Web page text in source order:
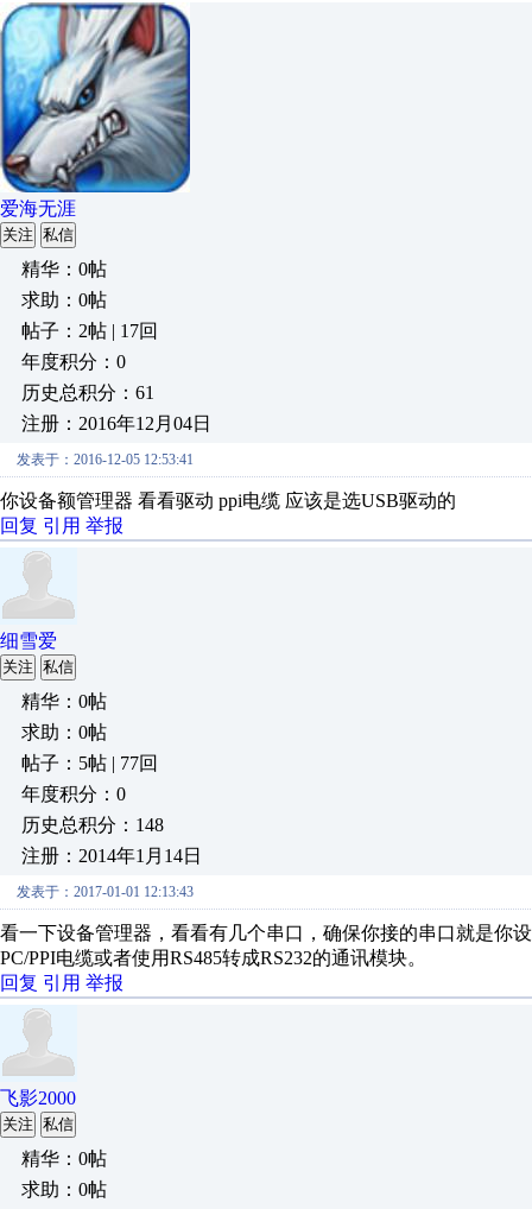
爱海无涯
关注 私信
精华：0帖
求助：0帖
帖子：2帖 | 17回
年度积分：0
历史总积分：61
注册：2016年12月04日
发表于：2016-12-05 12:53:41
你设备额管理器 看看驱动 ppi电缆 应该是选USB驱动的
回复 引用 举报
细雪爱
关注 私信
精华：0帖
求助：0帖
帖子：5帖 | 77回
年度积分：0
历史总积分：148
注册：2014年1月14日
发表于：2017-01-01 12:13:43
看一下设备管理器，看看有几个串口，确保你接的串口就是你
PC/PPI电缆或者使用RS485转成RS232的通讯模块。
回复 引用 举报
飞影2000
关注 私信
精华：0帖
求助：0帖